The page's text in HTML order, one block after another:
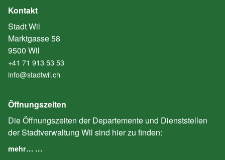
Kontakt
Stadt Wil
Marktgasse 58
9500 Wil
+41 71 913 53 53
info@stadtwil.ch
Öffnungszeiten
Die Öffnungszeiten der Departemente und Dienststellen
der Stadtverwaltung Wil sind hier zu finden:
mehr… …